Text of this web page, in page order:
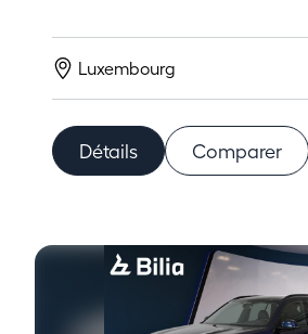
Luxembourg
Détails Comparer